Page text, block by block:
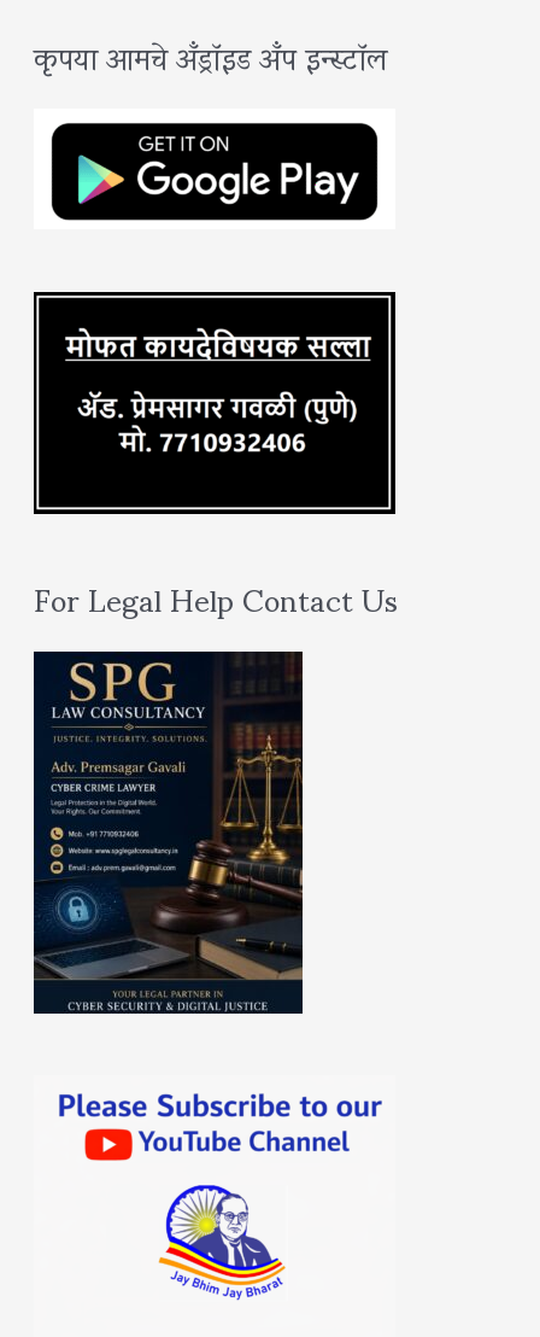
r
c
:
कृपया आमचे अँड्रॉइड अँप इन्स्टॉल
For Legal Help Contact Us